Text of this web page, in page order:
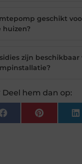
geschikt
huizen?
zijn beschikbaar
Deel hem dan op:
FacebookPinterest